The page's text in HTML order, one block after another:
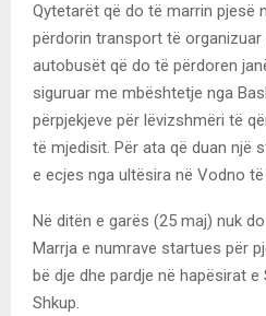
Qytetarët që do të marrin pjesë
përdorin transport të organizuar
autobusët që do të përdoren
siguruar me mbështetje nga
përpjekjeve për lëvizshmëri të
të mjedisit. Për ata që duan një
e ecjes nga ultësira në Vodno
Në ditën e garës (25 maj) nuk
Marrja e numrave startues për
bë dje dhe pardje në hapësirat e
Shkup.